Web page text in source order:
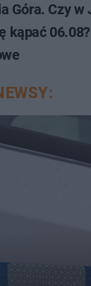
Góra. Czy w
kąpać